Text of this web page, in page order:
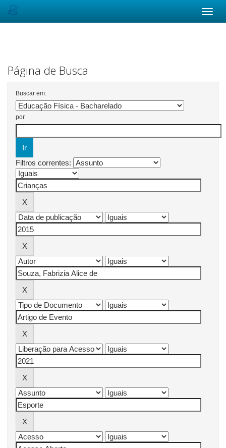
Página de Busca
Buscar em:
por
Filtros correntes: